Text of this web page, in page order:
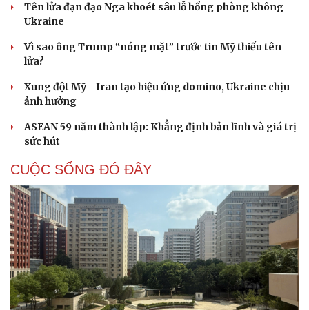
Tên lửa đạn đạo Nga khoét sâu lỗ hổng phòng không
Ukraine
Vì sao ông Trump “nóng mặt” trước tin Mỹ thiếu tên
lửa?
Xung đột Mỹ - Iran tạo hiệu ứng domino, Ukraine chịu
ảnh hưởng
ASEAN 59 năm thành lập: Khẳng định bản lĩnh và giá trị
sức hút
CUỘC SỐNG ĐÓ ĐÂY